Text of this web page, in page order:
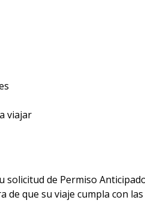
viajar
de Permiso
de que su viaje cumpla con